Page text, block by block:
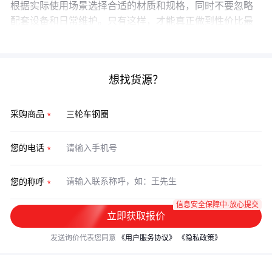
根据实际使用场景选择合适的材质和规格，同时不要忽略
配套设备和日常维护。只有这样，才能真正做到性价比最
想找货源？
采购商品
您的电话
您的称呼
立即获取报价
信息安全保障中·放心提交
发送询价代表您同意 《用户服务协议》 《隐私政策》